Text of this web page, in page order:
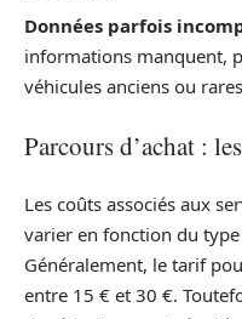
Données parfois
informations manquent,
véhicules anciens ou
Parcours d’achat :
Les coûts associés aux
varier en fonction du
Généralement, le tarif
entre 15 € et 30 €.